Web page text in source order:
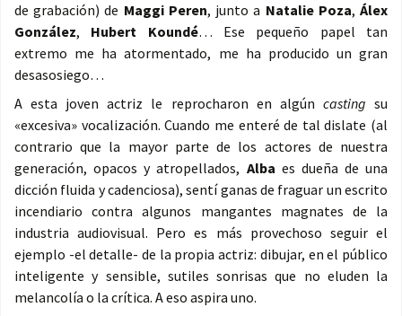
de grabación) de Maggi Peren, junto a Natalie Poza,Álex
González, Hubert Koundé… Ese pequeño papel tan
extremo me ha atormentado, me ha producido un gran
desasosiego…
A esta joven actriz le reprocharon en algún casting su
«excesiva» vocalización. Cuando me enteré de tal dislate (al
contrario que la mayor parte de los actores de nuestra
generación, opacos y atropellados, Alba es dueña de una
dicción fluida y cadenciosa), sentí ganas de fraguar un escrito
incendiario contra algunos mangantes magnates de la
industria audiovisual. Pero es más provechoso seguir el
ejemplo -el detalle- de la propia actriz: dibujar, en el público
inteligente y sensible, sutiles sonrisas que no eluden la
melancolía o la crítica. A eso aspira uno.